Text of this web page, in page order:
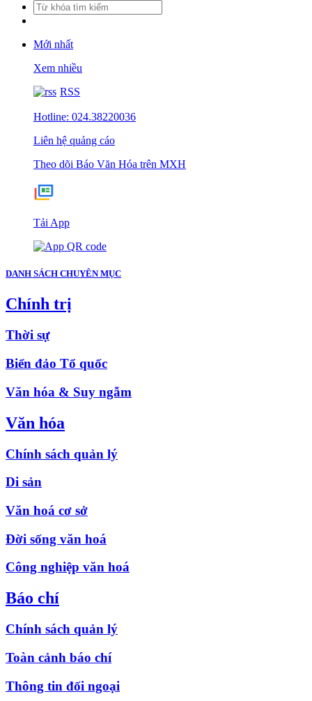
Mới nhất
Xem nhiều
RSS
Hotline: 024.38220036
Liên hệ quảng cáo
Theo dõi Báo Văn Hóa trên MXH
Tải App
DANH SÁCH CHUYÊN MỤC
Chính trị
Thời sự
Biển đảo Tổ quốc
Văn hóa & Suy ngẫm
Văn hóa
Chính sách quản lý
Di sản
Văn hoá cơ sở
Đời sống văn hoá
Công nghiệp văn hoá
Báo chí
Chính sách quản lý
Toàn cảnh báo chí
Thông tin đối ngoại